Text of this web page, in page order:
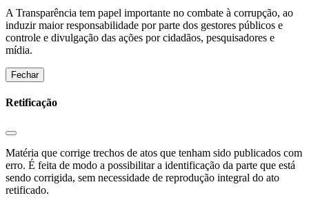
A Transparência tem papel importante no combate à corrupção, ao
induzir maior responsabilidade por parte dos gestores públicos e
controle e divulgação das ações por cidadãos, pesquisadores e
mídia.
Fechar
Retificação
Matéria que corrige trechos de atos que tenham sido publicados com
erro. É feita de modo a possibilitar a identificação da parte que está
sendo corrigida, sem necessidade de reprodução integral do ato
retificado.